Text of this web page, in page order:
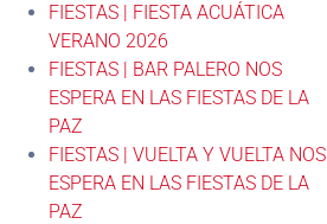
FIESTAS | FIESTA ACUÁTICA
VERANO 2026
FIESTAS | BAR PALERO NOS
ESPERA EN LAS FIESTAS DE LA
PAZ
FIESTAS | VUELTA Y VUELTA NOS
ESPERA EN LAS FIESTAS DE LA
PAZ